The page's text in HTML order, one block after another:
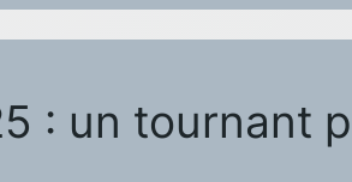
: un tournant